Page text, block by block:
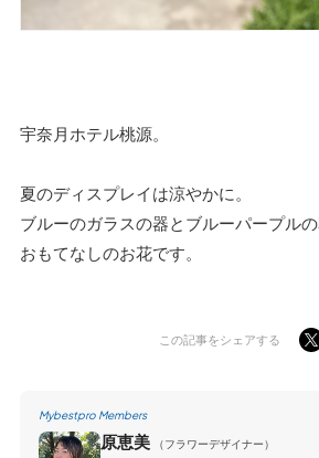
宇奈月ホテル桃源。
夏のディスプレイは涼やかに。
ブルーのガラスの器とブルーパープルの
おもてなしのお花です。
この記事をシェアする
Mybestpro Members
原恵美
（フラワーデザイナー）